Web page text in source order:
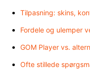
Tilpasning: skins,
Fordele og ulemper
GOM Player vs.
Ofte stillede